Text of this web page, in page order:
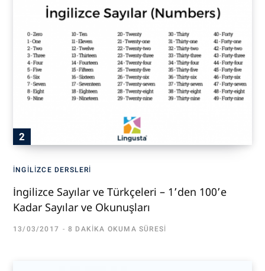
İNGILIZCE DERSLERI
İngilizce Sayılar ve Türkçeleri – 1’den 100’e
Kadar Sayılar ve Okunuşları
13/03/2017 8 DAKIKA OKUMA SÜRESI